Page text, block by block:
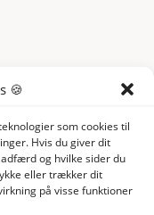
🍪
som cookies til
Hvis du giver dit
og hvilke sider du
eller trækker dit
på visse funktioner